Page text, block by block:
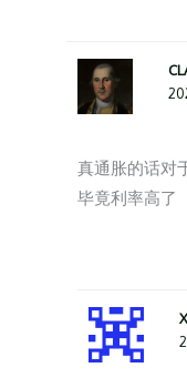
真通胀的话对
毕竟利率高了